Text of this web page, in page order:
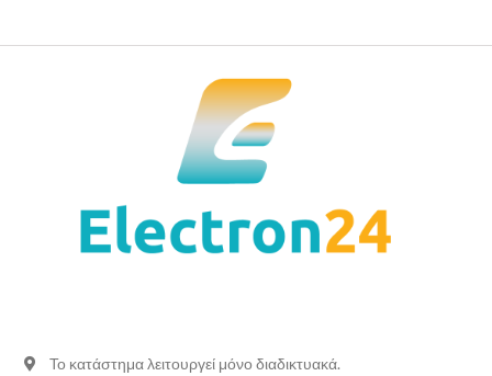
Το κατάστημα λειτουργεί μόνο διαδικτυακά.